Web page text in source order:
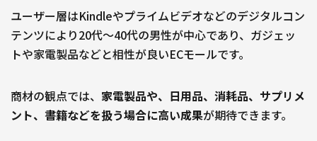
ユーザー層はKindleやプライムビデオなどのデジタルコン
テンツにより20代〜40代の男性が中心であり、ガジェッ
トや家電製品などと相性が良いECモールです。
商材の観点では、 家電製品や、日用品、消耗品、サプリメ
ント、書籍などを扱う場合に高い成果が期待できます。